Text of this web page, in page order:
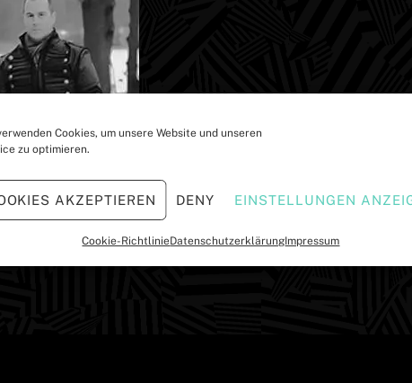
Cookies, um unsere Website und unseren
zu optimieren.
AKZEPTIEREN DENY EINSTELLUNGEN
Cookie-RichtlinieDatenschutzerklärungImpressum